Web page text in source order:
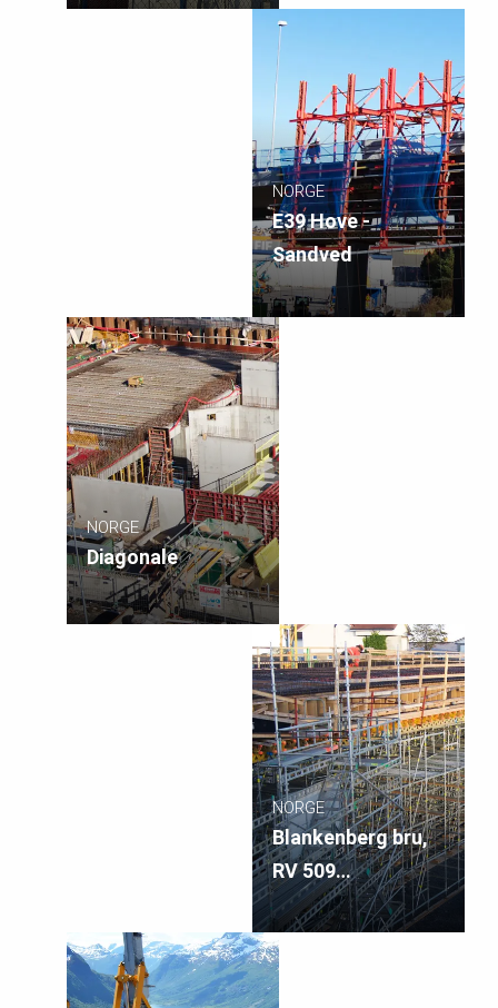
NORGE
E39 Hove -
Sandved
NORGE
Diagonale
NORGE
Blankenberg bru,
RV 509
Sømmevågen -
Flypassvegen